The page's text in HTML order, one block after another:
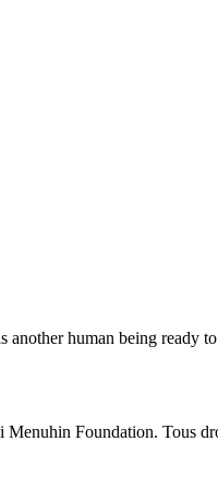
human being ready
Menuhin Foundation. Tous